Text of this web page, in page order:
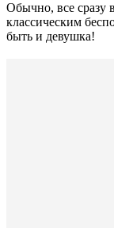
Обычно, все сразу
классическим
быть и девушка!